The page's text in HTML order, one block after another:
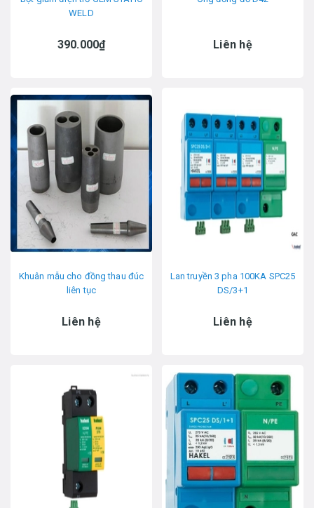
WELD
390.000₫ Liên hệ
Khuân mẫu cho đồng thau đúc
liên tục
Liên hệ
Lan truyền 3 pha 100KA SPC25
DS/3+1
Liên hệ